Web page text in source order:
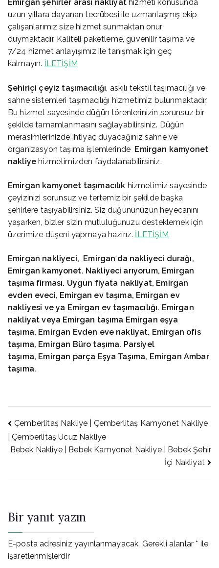
Emirgan şehirler arası nakliyat hizmeti konusunda
uzun yıllara dayanan tecrübesi ile uzmanlaşmış ekip
çalışanlarımız size hizmet sunmaktan onur
duymaktadır. Kaliteli paketleme, güvenilir taşıma ve
7/24 hizmet anlayışımız ile tanışmak için geç
kalmayın. İLETİŞİM
Şehiriçi çeyiz taşımacılığı, askılı tekstil taşımacılığı ve
sahne sistemleri taşımacılığı hizmetimiz bulunmaktadır.
Bu hizmet sayesinde düğün törenlerinizin sorunsuz bir
şekilde tamamlanmasını sağlayabilirsiniz. Düğün
merasimlerinizde ihtiyaç duyacağınız sahne ve
organizasyon taşıma işlemlerinde Emirgan kamyonet
nakliye hizmetimizden faydalanabilirsiniz.
Emirgan kamyonet taşımacılık hizmetimiz sayesinde
çeyizinizi sorunsuz ve tertemiz bir şekilde başka
şehirlere taşıyabilirsiniz. Siz düğününüzün heyecanını
yaşarken, bizler sizin mutluluğunuzu desteklemek için
üzerimize düşeni yapmaya hazırız. İLETİŞİM
Emirgan nakliyeci, Emirgan‘da nakliyeci durağı,
Emirgan kamyonet. Nakliyeci arıyorum, Emirgan
taşıma firması. Uygun fiyata nakliyat, Emirgan
evden eveci, Emirgan ev taşıma, Emirgan ev
nakliyesi ve ya Emirgan ev taşımacılığı. Emirgan
nakliyat veya Emirgan taşıma Emirgan eşya
taşıma, Emirgan Evden eve nakliyat. Emirgan ofis
taşıma, Emirgan Büro taşıma. Parsiyel
taşıma, Emirgan parça Eşya Taşıma, Emirgan Ambar
taşıma.
Yazı
gezinmesi
Çemberlitaş Nakliye | Çemberlitaş Kamyonet Nakliye
| Çemberlitaş Ucuz Nakliye
Bebek Nakliye | Bebek Kamyonet Nakliye | Bebek Şehir
İçi Nakliyat
Bir yanıt yazın
E-posta adresiniz yayınlanmayacak. Gerekli alanlar* ile
işaretlenmişlerdir